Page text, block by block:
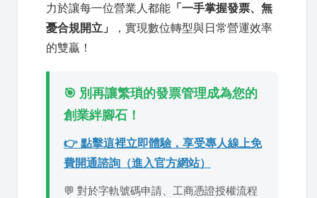
力於讓每一位營業人都能 「一手掌握發票、無
憂合規開立」
，實現數位轉型與日常營運效率
的雙贏！
🎯 別再讓繁瑣的發票管理成為您的
創業絆腳石！
👉 點擊這裡立即體驗，享受專人線上免
費開通諮詢（進入官方網站）
💬 對於字軌號碼申請、工商憑證授權流程